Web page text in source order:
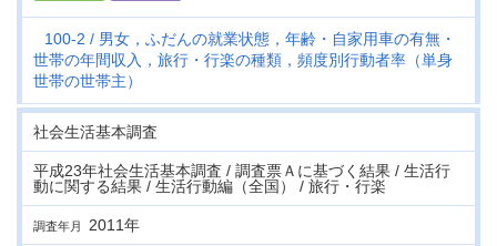
100-2
男女，ふだんの就業状態，年齢・自家用車の有無・
世帯の年間収入，旅行・行楽の種類，頻度別行動者率（単身
世帯の世帯主）
社会生活基本調査
平成23年社会生活基本調査 / 調査票Ａに基づく結果 / 生活行
動に関する結果 / 生活行動編（全国） / 旅行・行楽
調査年月 2011年